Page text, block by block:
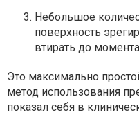
Небольшое
поверхность
втирать до
Это максимально
метод использования
показал себя в